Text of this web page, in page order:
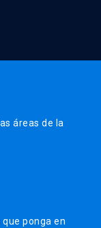
áreas de la
ponga en